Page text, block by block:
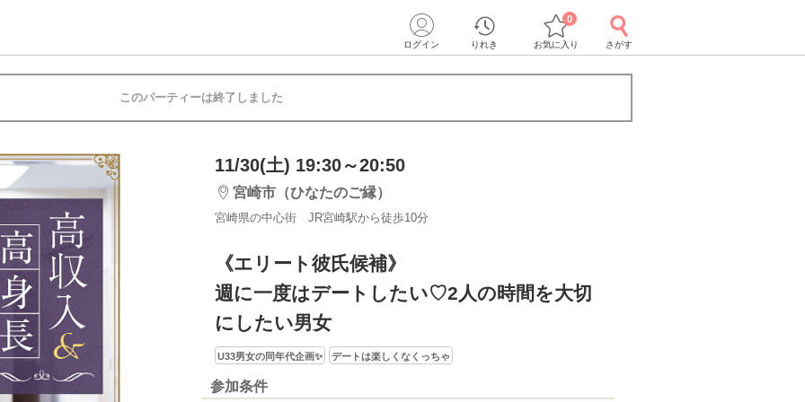
ログイン りれき お気に入り
0
さがす
このパーティーは終了しました
11/30(土) 19:30～20:50
宮崎市（ひなたのご縁）
宮崎県の中心街 JR宮崎駅から徒歩10分
《エリート彼氏候補》
週に一度はデートしたい♡2人の時間を大切
にしたい男女
U33男女の同年代企画✨ デートは楽しくなくっちゃ
参加条件